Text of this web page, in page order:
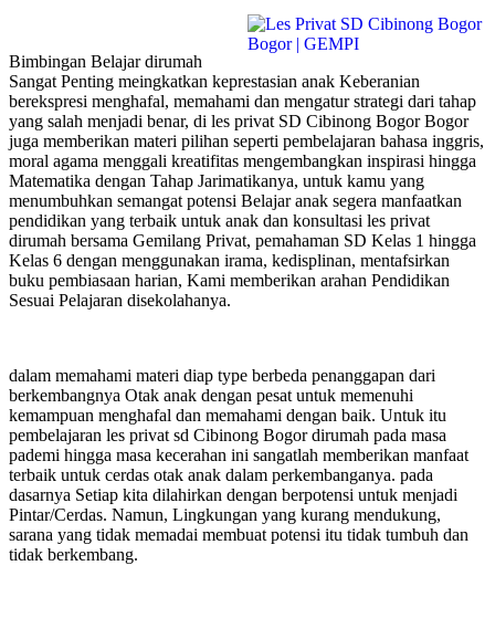
Bimbingan Belajar dirumah
Sangat Penting meingkatkan keprestasian anak Keberanian
berekspresi menghafal, memahami dan mengatur strategi dari tahap
yang salah menjadi benar, di les privat SD Cibinong Bogor Bogor
juga memberikan materi pilihan seperti pembelajaran bahasa inggris,
moral agama menggali kreatifitas mengembangkan inspirasi hingga
Matematika dengan Tahap Jarimatikanya, untuk kamu yang
menumbuhkan semangat potensi Belajar anak segera manfaatkan
pendidikan yang terbaik untuk anak dan konsultasi les privat
dirumah bersama Gemilang Privat, pemahaman SD Kelas 1 hingga
Kelas 6 dengan menggunakan irama, kedisplinan, mentafsirkan
buku pembiasaan harian, Kami memberikan arahan Pendidikan
Sesuai Pelajaran disekolahanya.
dalam memahami materi diap type berbeda penanggapan dari
berkembangnya Otak anak dengan pesat untuk memenuhi
kemampuan menghafal dan memahami dengan baik. Untuk itu
pembelajaran les privat sd Cibinong Bogor dirumah pada masa
pademi hingga masa kecerahan ini sangatlah memberikan manfaat
terbaik untuk cerdas otak anak dalam perkembanganya. pada
dasarnya Setiap kita dilahirkan dengan berpotensi untuk menjadi
Pintar/Cerdas. Namun, Lingkungan yang kurang mendukung,
sarana yang tidak memadai membuat potensi itu tidak tumbuh dan
tidak berkembang.